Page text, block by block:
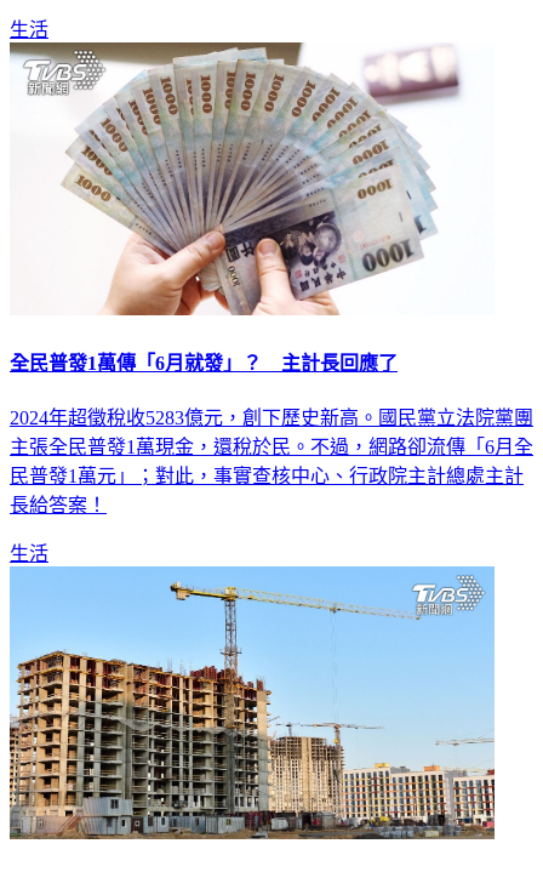
生活
全民普發1萬傳「6月就發」？ 主計長回應了
2024年超徵稅收5283億元，創下歷史新高。國民黨立法院黨團
主張全民普發1萬現金，還稅於民。不過，網路卻流傳「6月全
民普發1萬元」；對此，事實查核中心、行政院主計總處主計
長給答案！
生活